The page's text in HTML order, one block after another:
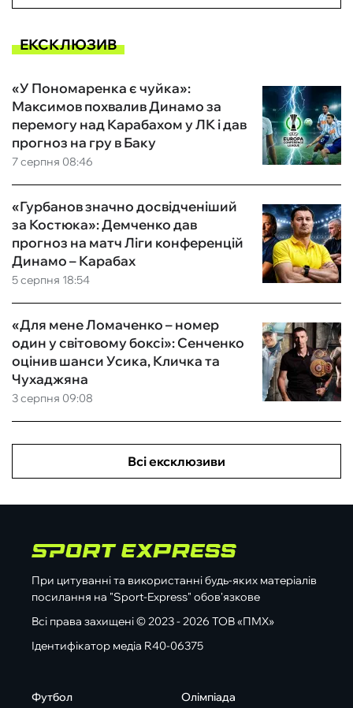
ЕКСКЛЮЗИВ
7 серпня 08:46
«У Пономаренка є чуйка»:
Максимов похвалив Динамо за
перемогу над Карабахом у ЛК і дав
прогноз на гру в Баку
5 серпня 18:54
«Гурбанов значно досвідченіший
за Костюка»: Демченко дав
прогноз на матч Ліги конференцій
Динамо – Карабах
3 серпня 09:08
«Для мене Ломаченко – номер
один у світовому боксі»: Сенченко
оцінив шанси Усика, Кличка та
Чухаджяна
Всі ексклюзиви
При цитуванні та використанні будь-яких матеріалів
посилання на "Sport-Express" обов'язкове
Всі права захищені © 2023 - 2026 ТОВ «ПМХ»
Ідентифікатор медіа R40-06375
Футбол
Олімпіада